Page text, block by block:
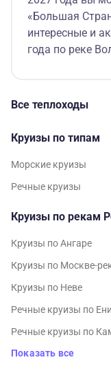
«Большая
интересные и
года по реке
Все теплоходы
Круизы по типам
Морские круизы
Речные круизы
Круизы по рекам
Круизы по Ангаре
Круизы по Москве-
Круизы по Неве
Речные круизы по
Речные круизы по
Показать все